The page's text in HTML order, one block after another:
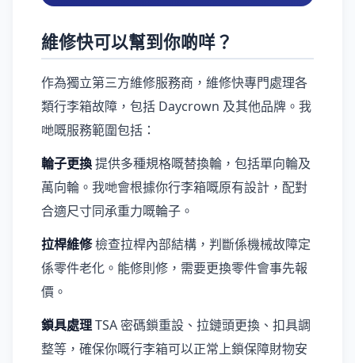
維修快可以幫到你啲咩？
作為獨立第三方維修服務商，維修快專門處理各
類行李箱故障，包括 Daycrown 及其他品牌。我
哋嘅服務範圍包括：
輪子更換提供多種規格嘅替換輪，包括單向輪及
萬向輪。我哋會根據你行李箱嘅原有設計，配對
合適尺寸同承重力嘅輪子。
拉桿維修檢查拉桿內部結構，判斷係機械故障定
係零件老化。能修則修，需要更換零件會事先報
價。
鎖具處理TSA 密碼鎖重設、拉鏈頭更換、扣具調
整等，確保你嘅行李箱可以正常上鎖保障財物安